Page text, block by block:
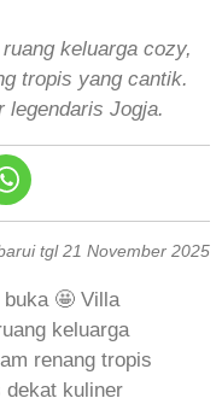
keluarga cozy,
tropis yang cantik.
legendaris Jogja.
tgl 21 November 2025
🤩 Villa
keluarga
renang tropis
kuliner